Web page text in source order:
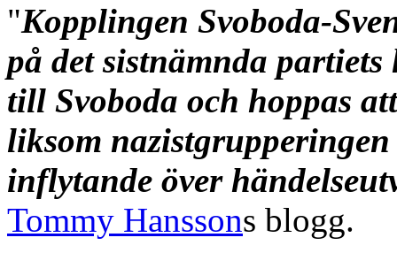
"Kopplingen Svoboda-
på det sistnämnda
till Svoboda och hoppas
liksom
inflytande över
Tommy Hanssons blogg.